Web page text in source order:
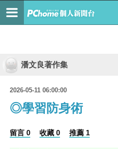
潘文良著作集
2026-05-11 06:00:00
◎學習防身術
留言 0 收藏 0 推薦 1